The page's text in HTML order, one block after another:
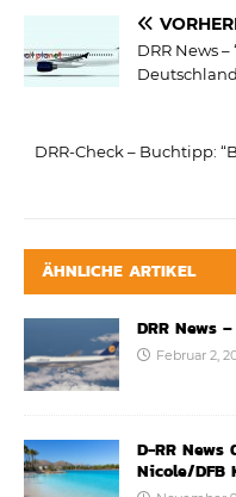
DRR News
DRR-Check – Buchtipp:
ÄHNLICHE ARTIKEL
DRR News
Februar 2,
D-RR News
Nicole/DFB